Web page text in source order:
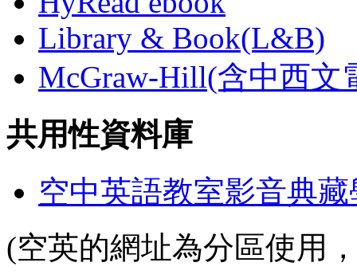
Library & Book(L&B)
McGraw-Hill(含中西文
共用性資料庫
空中英語教室影音典
(空英的網址為分區使用